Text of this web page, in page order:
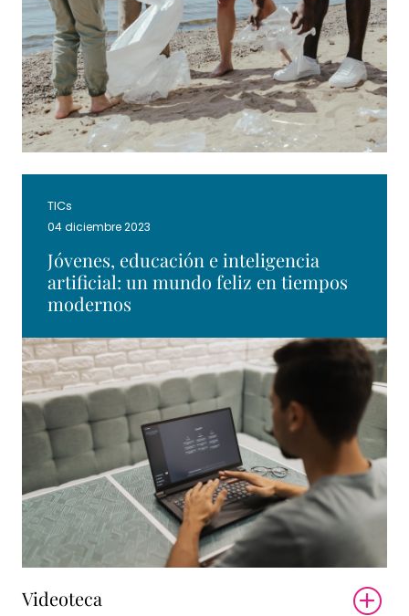
TICs
04 diciembre 2023
Jóvenes, educación e inteligencia
artificial: un mundo feliz en tiempos
modernos
Videoteca